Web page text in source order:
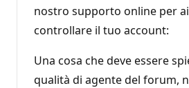
nostro supporto online per
controllare il tuo account:
Una cosa che deve essere
qualità di agente del forum,